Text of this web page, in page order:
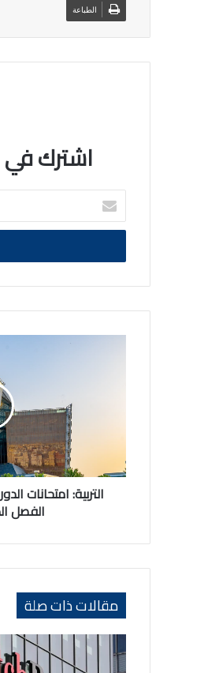
الطباعة
اشترك في
اكتب
بريدك
الالكتروني
الفصل
الدراسي
التربية: امتحانات
الفصل
مقالات ذات صلة